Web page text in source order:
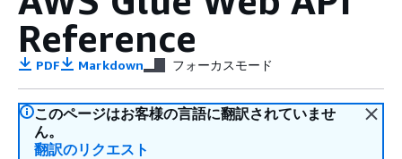
Reference
PDF Markdown フォーカスモード
このページはお客様の言語に翻訳されていませ
ん。
翻訳のリクエスト